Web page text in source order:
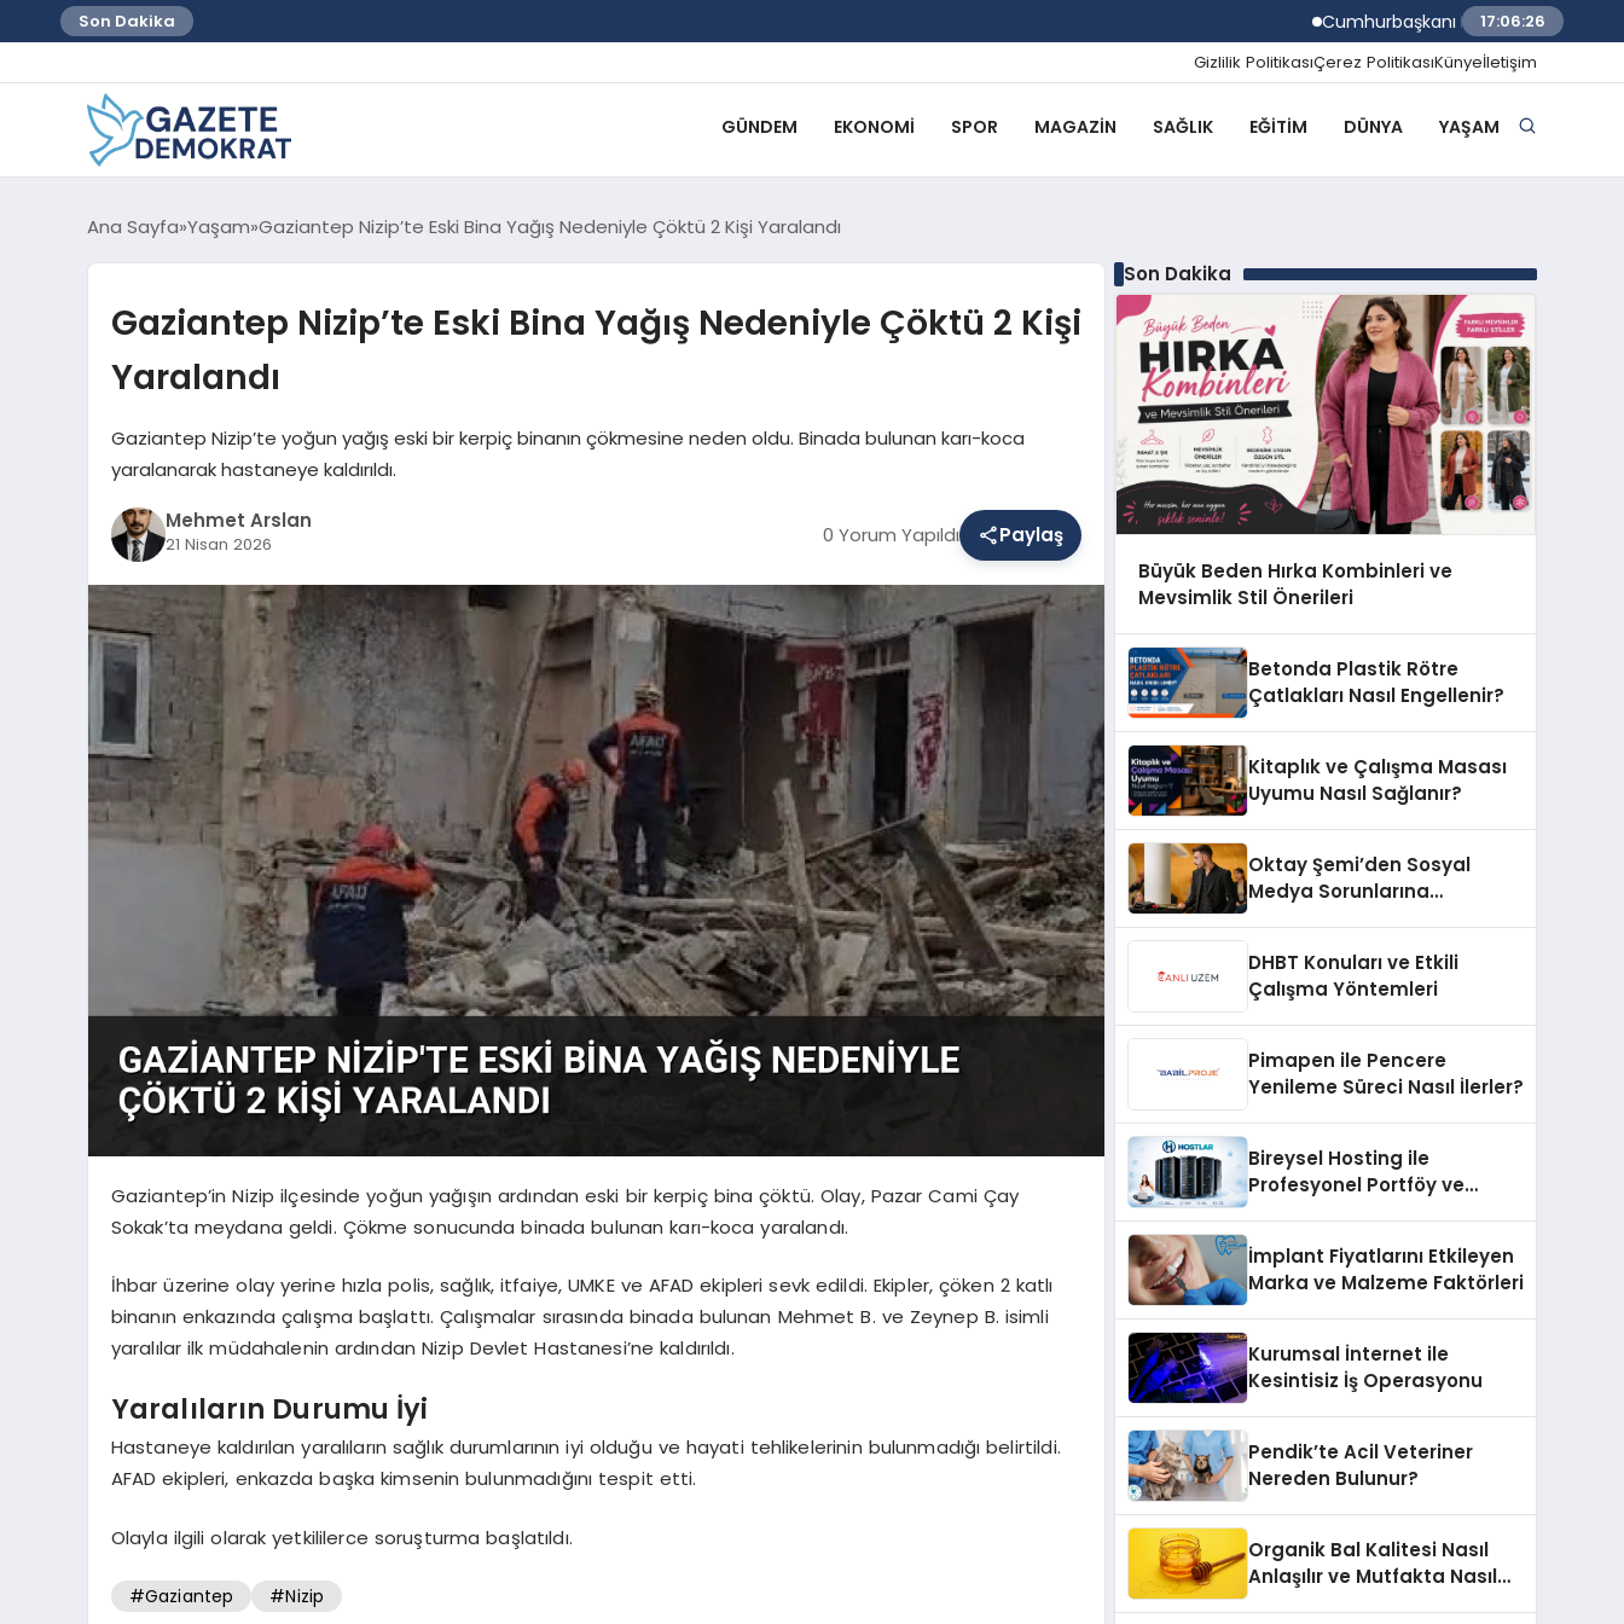
Son Dakika Cumhurbaşkanı Erdoğan TÜGVA Yaz
17:06:27
Gizlilik PolitikasıÇerez PolitikasıKünyeİletişim
GÜNDEM EKONOMI SPOR MAGAZIN SAĞLIK EĞITIM DÜNYA YAŞAM
Ana Sayfa Yaşam Gaziantep Nizip’te Eski Bina Yağış Nedeniyle Çöktü 2 Kişi Yaralandı
Gaziantep Nizip’te Eski Bina Yağış Nedeniyle Çöktü 2 Kişi
Yaralandı
Gaziantep Nizip’te yoğun yağış eski bir kerpiç binanın çökmesine neden oldu. Binada bulunan karı-koca
yaralanarak hastaneye kaldırıldı.
Mehmet Arslan
21 Nisan 2026 0 Yorum Yapıldı Paylaş
Gaziantep’in Nizip ilçesinde yoğun yağışın ardından eski bir kerpiç bina çöktü. Olay, Pazar Cami Çay
Sokak’ta meydana geldi. Çökme sonucunda binada bulunan karı-koca yaralandı.
İhbar üzerine olay yerine hızla polis, sağlık, itfaiye, UMKE ve AFAD ekipleri sevk edildi. Ekipler, çöken 2 katlı
binanın enkazında çalışma başlattı. Çalışmalar sırasında binada bulunan Mehmet B. ve Zeynep B. isimli
yaralılar ilk müdahalenin ardından Nizip Devlet Hastanesi’ne kaldırıldı.
Yaralıların Durumu İyi
Hastaneye kaldırılan yaralıların sağlık durumlarının iyi olduğu ve hayati tehlikelerinin bulunmadığı belirtildi.
AFAD ekipleri, enkazda başka kimsenin bulunmadığını tespit etti.
Olayla ilgili olarak yetkililerce soruşturma başlatıldı.
#Gaziantep #Nizip
Son Dakika
Büyük Beden Hırka Kombinleri ve
Mevsimlik Stil Önerileri
Betonda Plastik Rötre
Çatlakları Nasıl Engellenir?
Kitaplık ve Çalışma Masası
Uyumu Nasıl Sağlanır?
Oktay Şemi’den Sosyal
Medya Sorunlarına
DHBT Konuları ve Etkili
Çalışma Yöntemleri
Pimapen ile Pencere
Yenileme Süreci Nasıl İlerler?
Bireysel Hosting ile
Profesyonel Portföy ve
İmplant Fiyatlarını Etkileyen
Marka ve Malzeme Faktörleri
Kurumsal İnternet ile
Kesintisiz İş Operasyonu
Pendik’te Acil Veteriner
Nereden Bulunur?
Organik Bal Kalitesi Nasıl
Anlaşılır ve Mutfakta Nasıl